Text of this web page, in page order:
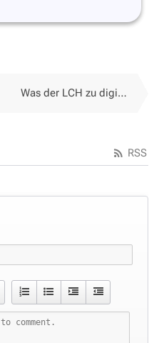
Was der LCH zu digitalen Kompetenzen im Lehrplan 21 sagt
RSS